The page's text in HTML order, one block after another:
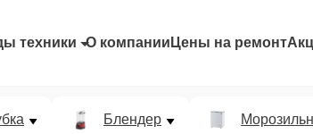
техники О компании Цены на ремонт
Блендер